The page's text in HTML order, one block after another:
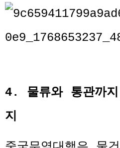
4. 물류와 통관까
지